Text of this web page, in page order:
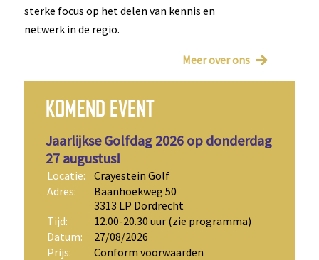
sterke focus op het delen van kennis en
netwerk in de regio.
Meer over ons
KOMEND EVENT
Jaarlijkse Golfdag 2026 op donderdag
27 augustus!
Locatie:
Crayestein Golf
Adres:
Baanhoekweg 50
3313 LP Dordrecht
Tijd:
12.00-20.30 uur (zie programma)
Datum:
27/08/2026
Prijs:
Conform voorwaarden